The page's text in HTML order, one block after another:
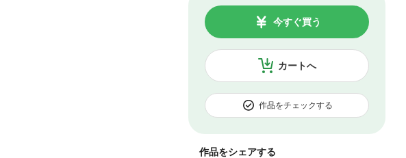
カートへ
今すぐ買う
作品をチェックする
作品をシェアする